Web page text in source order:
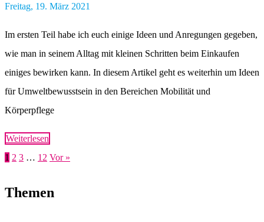
Freitag, 19. März 2021
Im ersten Teil habe ich euch einige Ideen und Anregungen gegeben,
wie man in seinem Alltag mit kleinen Schritten beim Einkaufen
einiges bewirken kann. In diesem Artikel geht es weiterhin um Ideen
für Umweltbewusstsein in den Bereichen Mobilität und
Körperpflege
Weiterlesen
1 2 3 … 12 Vor »
Themen